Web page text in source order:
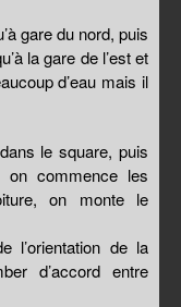
gare du nord, puis
la gare de l’est et
d’eau mais il
le square, puis
on commence les
on monte le
l’orientation de la
d’accord entre